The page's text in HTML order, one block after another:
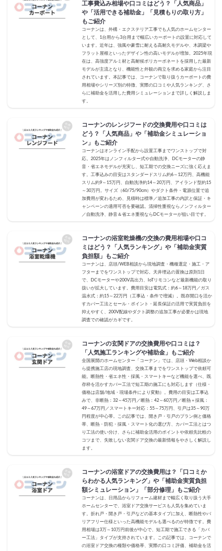
工事費込み相場や口コミはどう？「人気商品」
や「活用できる補助金」「見積もりの取り方」
もご紹介
コーナンは、外構・エクステリア工事でも人気のホームセンター
として、1台用から3台用まで幅広いカーポートの設置に対応して
います。近年は、強風や豪雪に耐える高耐久モデルや、木調梁や
フラット屋根といったデザイン性の高いモデルが増加。2025年現
在は、高強度アルミ材と高耐候ポリカーボネートを採用した最新
モデルが主流となり、機能性と外観の両立を求める家庭から注目
されています。本記事では、コーナンで取り扱うカーポートの費
用相場やシリーズ別の特徴、実際の口コミや人気ランキング、さ
らに補助金を活用した費用シミュレーションまで詳しく解説しま
す。
コーナンのレンジフードの交換費用や口コミは
どう？「人気商品」や「補助金シミュレーショ
ン」もご紹介
コーナンはオンライン手配から設置工事までワンストップで対
応。2025年はノンフィルター式や自動洗浄、DCモーターの静
音・省エネモデルが充実し、短工期での交換ニーズに強く応えま
す。工事込みの目安はスタンダードスリム約6～12万円、高機能
スリム約9～15万円、自動洗浄約14～20万円、アイランド型約15
～30万円。サイズ（60/75/90cm）やダクト条件・電源位置で追
加費用が変わるため、見積時は標準／追加工事の内訳と保証・キ
ャンペーンの適用可否を要確認。清掃性重視ならノンフィルター
／自動洗浄、静音＆省エネ重視ならDCモーターが狙い目です。
コーナンの浴室乾燥機の交換の費用相場や口コ
ミはどう？「人気ランキング」や「補助金実質
負担額」もご紹介
コーナンは、店頭/WEB相談から現地調査・機種選定・施工・ア
フターまでをワンストップで対応。天井埋込の置換は原則1日
で、DCモーターや200V高出力、IoTリモコンなど最新機能の取り
扱いが拡大しています。費用目安は電気式：約6～18万円／ガス
温水式：約15～22万円（工事込・条件で増減）。既存開口を活か
すカバー工法とセール・ポイント・延長保証の活用で実質負担を
抑えやすく、200V配線やダクト調整の追加工事が必要かは現地
調査での確認がカギです。
コーナンの玄関ドアの交換費用や口コミは？
「人気施工ランキングや補助金」もご紹介
全国展開のホームセンター「コーナン」では、店頭・Web相談か
ら提携施工店の現地調査、交換工事までをワンストップで依頼可
能。断熱性・省エネ性・採風・スマートキーなど機能を選べ、既
存枠を活かすカバー工法で短工期の施工にも対応します（仕様・
価格は店舗/地域・現場条件により変動）。費用の目安は工事込
みで、非断熱：32～45万円／断熱：42～60万円／断熱＋採風：
49～67万円／スマートキー対応：55～75万円、引戸は35～90万
円程度が中心帯。この記事では、開き戸・引戸のプラン例と価格
帯、断熱・防犯・採風・スマート化の選び方、カバー工法とはつ
り工法の使い分け、さらに補助金活用のポイントや依頼先比較の
コツまで、失敗しない玄関ドア交換の最新情報をやさしく解説し
ます。
コーナンの浴室ドアの交換費用は？「口コミか
らわかる人気ランキング」や「補助金実質負担
額シミュレーション」「部分修理」もご紹介
コーナンは、日用品からリフォーム建材まで幅広く取り扱う大手
ホームセンターで、浴室ドア交換サービスも人気を集めていま
す。折れ戸・開き戸・引戸などの基本タイプに加え、断熱性やバ
リアフリー仕様といった高機能モデルも選べるのが特徴です。費
用相場は3万～10万円前後が中心で、短工期で施工できる「カバ
ー工法」タイプが支持されています。この記事では、コーナンで
の浴室ドア交換の種類や価格帯、実際の口コミ評価、補助金を活